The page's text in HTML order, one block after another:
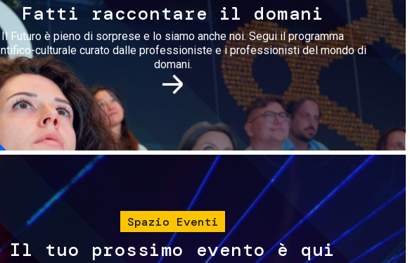
Fatti raccontare il domani
Il Futuro è pieno di sorprese e lo siamo anche noi. Segui il programma
culturale curato dalle professioniste e i professionisti del mondo di
domani.
Immagine
Spazio Eventi
Il tuo prossimo evento è qui